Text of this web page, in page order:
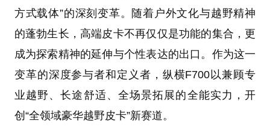
方式载体”的深刻变革。随着户外文化与越野精神
的蓬勃生长，高端皮卡不再仅仅是功能的集合，更
成为探索精神的延伸与个性表达的出口。作为这一
变革的深度参与者和定义者，纵横F700以兼顾专
业越野、长途舒适、全场景拓展的全能实力，开
创“全领域豪华越野皮卡”新赛道。